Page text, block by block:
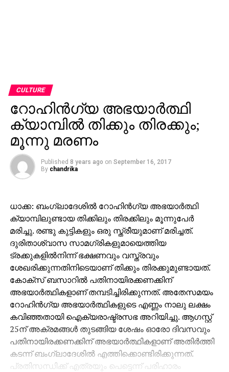
CULTURE
റോഹിന്‍ഗ്യ അഭയാര്‍ത്ഥി
ക്യാമ്പില്‍ തിക്കും തിരക്കും;
മൂന്നു മരണം
Published 8 years ago on September 16, 2017
By chandrika
ധാക്ക: ബംഗ്ലാദേശില്‍ റോഹിന്‍ഗ്യ അഭയാര്‍ത്ഥി
ക്യാമ്പിലുണ്ടായ തിക്കിലും തിരക്കിലും മൂന്നുപേര്‍
മരിച്ചു. രണ്ടു കുട്ടികളും ഒരു സ്ത്രീയുമാണ് മരിച്ചത്.
ദുരിതാശ്വാസ സാമഗ്രികളുമായെത്തിയ
ട്രക്കുകളില്‍നിന്ന് ഭക്ഷണവും വസ്ത്രവും
ശേഖരിക്കുന്നതിനിടെയാണ് തിക്കും തിരക്കുമുണ്ടായത്.
കോക്‌സ് ബസാറില്‍ പതിനായിരക്കണക്കിന്
അഭയാര്‍ത്ഥികളാണ് തമ്പടിച്ചിരിക്കുന്നത്. അതേസമയം
റോഹിന്‍ഗ്യ അഭയാര്‍ത്ഥികളുടെ എണ്ണം നാലു ലക്ഷം
കവിഞ്ഞതായി ഐക്യരാഷ്ട്രസഭ അറിയിച്ചു. ആഗസ്റ്റ്
25ന് അക്രമങ്ങള്‍ തുടങ്ങിയ ശേഷം ഓരോ ദിവസവും
പതിനായിരക്കണക്കിന് അഭയാര്‍ത്ഥികളാണ് അതിര്‍ത്തി
കടന്ന് ബംഗ്ലാദേശില്‍ എത്തിക്കൊണ്ടിരിക്കുന്നത്.
പ്രതിസന്ധിക്ക് എത്രയും പെട്ടെന്ന് പരിഹാരം